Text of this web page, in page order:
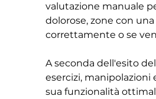
valutazione manuale
dolorose, zone con
correttamente o se
A seconda dell'esito
esercizi,
sua funzionalità